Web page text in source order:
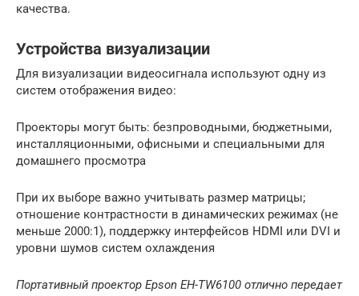
качества.
Устройства визуализации
Для визуализации видеосигнала используют одну из
систем отображения видео:
Проекторы могут быть: безпроводными, бюджетными,
инсталляционными, офисными и специальными для
домашнего просмотра
При их выборе важно учитывать размер матрицы;
отношение контрастности в динамических режимах (не
меньше 2000:1), поддержку интерфейсов HDMI или DVI и
уровни шумов систем охлаждения
Портативный проектор Epson EH-TW6100 отлично передает